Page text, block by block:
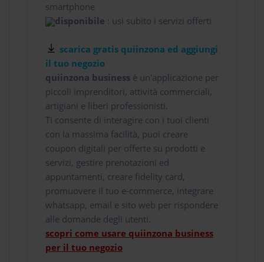
smartphone
disponibile : usi subito i servizi offerti
scarica gratis quiinzona ed aggiungi
il tuo negozio
quiinzona business è un'applicazione per
piccoli imprenditori, attività commerciali,
artigiani e liberi professionisti.
Ti consente di interagire con i tuoi clienti
con la massima facilità, puoi creare
coupon digitali per offerte su prodotti e
servizi, gestire prenotazioni ed
appuntamenti, creare fidelity card,
promuovere il tuo e-commerce, integrare
whatsapp, email e sito web per rispondere
alle domande degli utenti.
scopri come usare quiinzona business
per il tuo negozio